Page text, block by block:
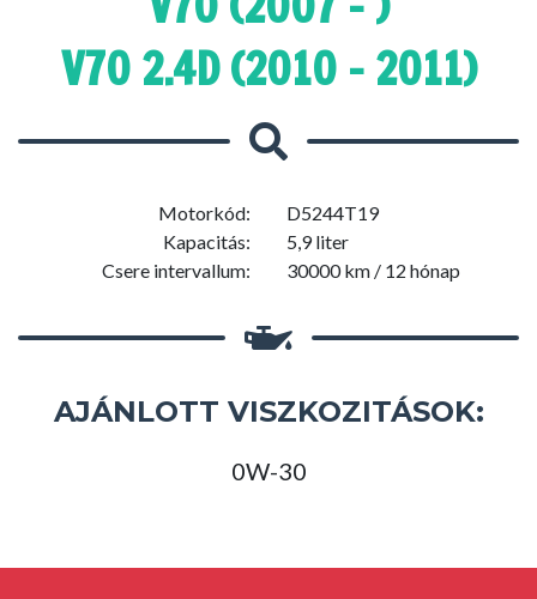
V70 2.4D (2010 - 2011)
Motorkód:
D5244T19
Kapacitás:
5,9 liter
Csere intervallum:
30000 km / 12 hónap
AJÁNLOTT VISZKOZITÁSOK:
0W-30